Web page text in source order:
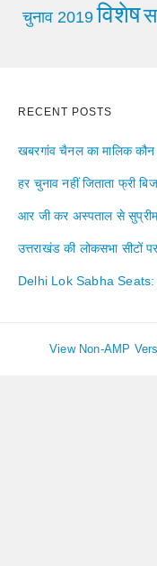
चुनाव 2019 विशेष
RECENT POSTS
खबरगांव चैनल का मालिक
हर चुनाव नहीं जिताता फ्री
आर जी कर अस्पताल से
उत्तराखंड की लोकसभा सीटों
Delhi Lok Sabha Seats:
View Non-AMP